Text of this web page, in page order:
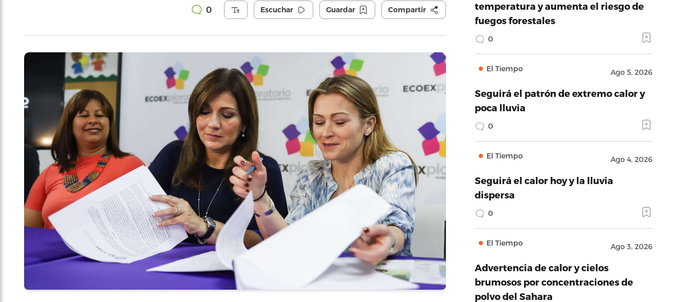
0 Escuchar Guardar Compartir
temperatura y aumenta el riesgo de
fuegos forestales
0
El Tiempo Ago 5, 2026
Seguirá el patrón de extremo calor y
poca lluvia
0
El Tiempo Ago 4, 2026
Seguirá el calor hoy y la lluvia
dispersa
0
El Tiempo Ago 3, 2026
Advertencia de calor y cielos
brumosos por concentraciones de
polvo del Sahara